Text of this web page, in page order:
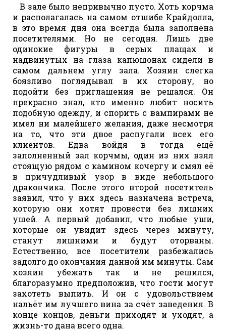
В зале было непривычно пусто. Хоть корчма
и располагалась на самом отшибе Крайдолла,
в это время дня она всегда была заполнена
посетителями. Но не сегодня. Лишь две
одинокие фигуры в серых плащах и
надвинутых на глаза капюшонах сидели в
самом дальнем углу зала. Хозяин слегка
боязливо поглядывал в их сторону, но
подойти без приглашения не решался. Он
прекрасно знал, кто именно любит носить
подобную одежду, и спорить с вампирами не
имел ни малейшего желания, даже несмотря
на то, что эти двое распугали всех его
клиентов. Едва войдя в тогда ещё
заполненный зал корчмы, один из них взял
стоящую рядом с камином кочергу и смял её
в причудливый узор в виде небольшого
дракончика. После этого второй посетитель
заявил, что у них здесь назначена встреча,
которую они хотят провести без лишних
ушей. А первый добавил, что любые уши,
которые он увидит здесь через минуту,
станут лишними и будут оторваны.
Естественно, все посетители разбежались
задолго до окончания данной им минуты. Сам
хозяин убежать так и не решился,
благоразумно предположив, что гости могут
захотеть выпить. И он с удовольствием
нальёт им лучшего вина за счёт заведения. В
конце концов, деньги приходят и уходят, а
жизнь-то дана всего одна.